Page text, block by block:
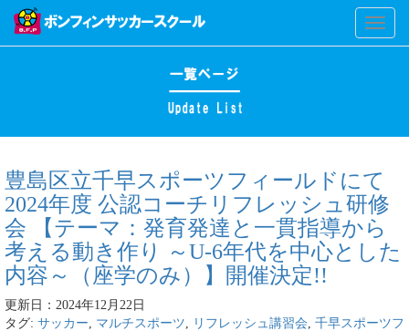
Toggle
豊島区立千早スポーツフィールドにて
2024年度 公認コーチリフレッシュ研修
会 【テーマ：発育発達と一貫指導から
考える動き作り ～U-6年代を中心とした
内容～（座学のみ）】開催決定!!
更新日：2024年12月22日
タグ: サッカー マルチスポーツ リフレッシュ講習会 千早スポーツフ